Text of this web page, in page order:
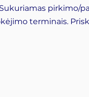
Sukuriamas pirkimo/
terminais.